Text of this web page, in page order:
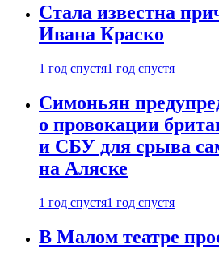
Стала известна
Ивана Краско
1 год спустя1 год спустя
Симоньян
о провокации
и СБУ для срыва
на Аляске
1 год спустя1 год спустя
В Малом театре